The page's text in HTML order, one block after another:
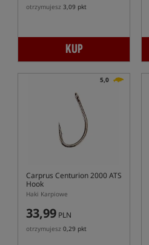
otrzymujesz 3,09 pkt
KUP
5,0
Carprus Centurion 2000 ATS
Hook
Haki Karpiowe
33,99 PLN
otrzymujesz 0,29 pkt